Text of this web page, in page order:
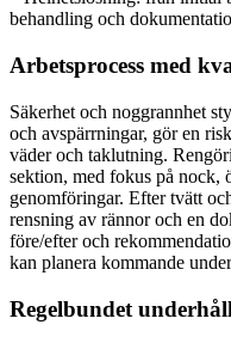
behandling och
Arbetsprocess med
Säkerhet och noggrannhet
och avspärrningar, gör en
väder och taklutning.
sektion, med fokus på nock,
genomföringar. Efter tvätt
rensning av rännor och en
före/efter och
kan planera kommande
Regelbundet